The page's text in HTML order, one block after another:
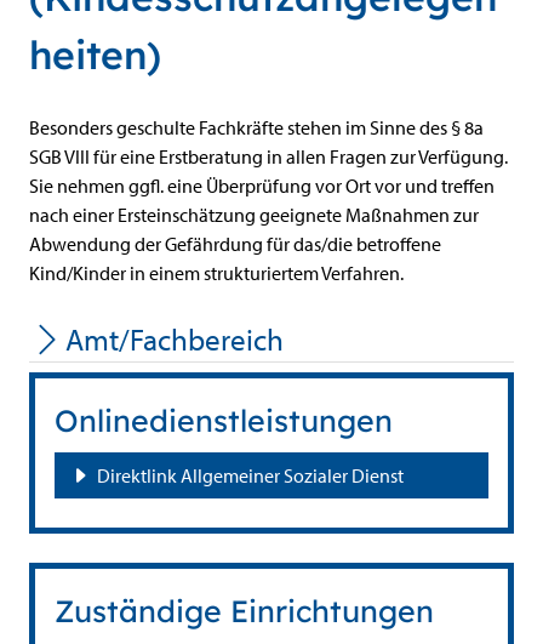
heiten)
Beschreibung
Besonders geschulte Fachkräfte stehen im Sinne des § 8a
SGB VIII für eine Erstberatung in allen Fragen zur Verfügung.
Sie nehmen ggfl. eine Überprüfung vor Ort vor und treffen
nach einer Ersteinschätzung geeignete Maßnahmen zur
Abwendung der Gefährdung für das/die betroffene
Kind/Kinder in einem strukturiertem Verfahren.
Amt/Fachbereich
Onlinedienstleistungen
Direktlink Allgemeiner Sozialer Dienst
Zuständige Einrichtungen